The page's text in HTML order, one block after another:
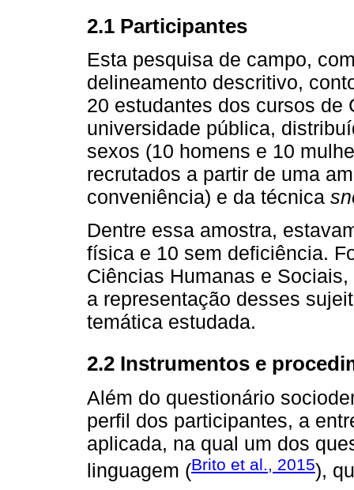
2.1 Participantes
Esta pesquisa de campo,
delineamento descritivo,
20 estudantes dos cursos de
universidade pública,
sexos (10 homens e 10
recrutados a partir de uma
conveniência) e da técnica
Dentre essa amostra,
física e 10 sem deficiência.
Ciências Humanas e
a representação desses
temática estudada.
2.2 Instrumentos e
Além do questionário
perfil dos participantes, a
aplicada, na qual um dos
linguagem (Brito et al., 2015),